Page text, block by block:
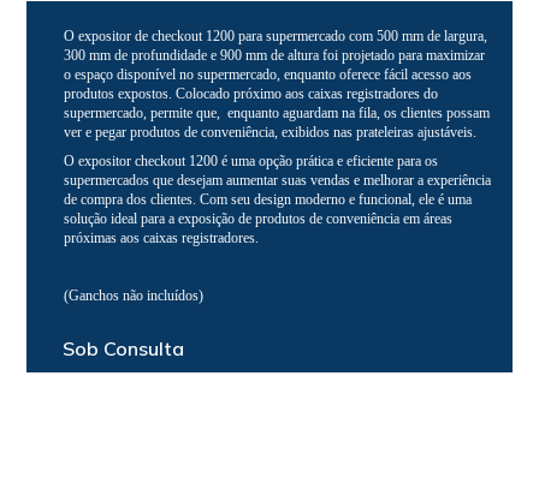
O expositor de checkout 1200 para supermercado com 500 mm de largura,
300 mm de profundidade e 900 mm de altura foi projetado para maximizar
o espaço disponível no supermercado, enquanto oferece fácil acesso aos
produtos expostos. Colocado próximo aos caixas registradores do
supermercado, permite que, enquanto aguardam na fila, os clientes possam
ver e pegar produtos de conveniência, exibidos nas prateleiras ajustáveis.
O expositor checkout 1200 é uma opção prática e eficiente para os
supermercados que desejam aumentar suas vendas e melhorar a experiência
de compra dos clientes. Com seu design moderno e funcional, ele é uma
solução ideal para a exposição de produtos de conveniência em áreas
próximas aos caixas registradores.
(Ganchos não incluídos)
Sob Consulta